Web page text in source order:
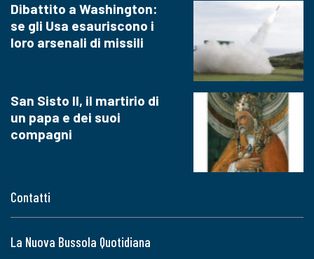
Contatti
La Nuova Bussola Quotidiana
Dibattito a Washington:
se gli Usa esauriscono i
loro arsenali di missili
San Sisto II, il martirio di
un papa e dei suoi
compagni